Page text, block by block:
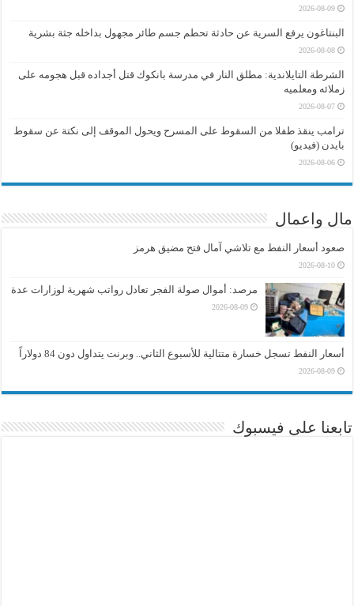
2026-08-09
البنتاغون يرفع السرية عن حادثة تحطم جسم طائر مجهول بداخله جثة بشرية
2026-08-08
الشرطة التايلاندية: مطلق النار في مدرسة بانكوك قتل أجداده قبل هجومه على
زملائه ومعلميه
2026-08-07
ترامب ينقذ طفلا من السقوط على المسرح ويحول الموقف إلى نكتة عن سقوط
بايدن (فيديو)
2026-08-06
مال واعمال
صعود أسعار النفط مع تلاشي آمال فتح مضيق هرمز
2026-08-10
مرصد: أموال صولة الفجر تعادل رواتب شهرية لوزارات عدة
2026-08-09
أسعار النفط تسجل خسارة متتالية للأسبوع الثاني.. وبرنت يتداول دون 84 دولاراً
2026-08-09
تابعنا على فيسبوك